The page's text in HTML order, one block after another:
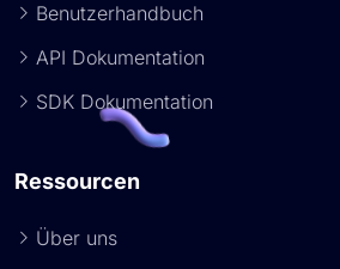
Benutzerhandbuch
API Dokumentation
SDK Dokumentation
Ressourcen
Über uns